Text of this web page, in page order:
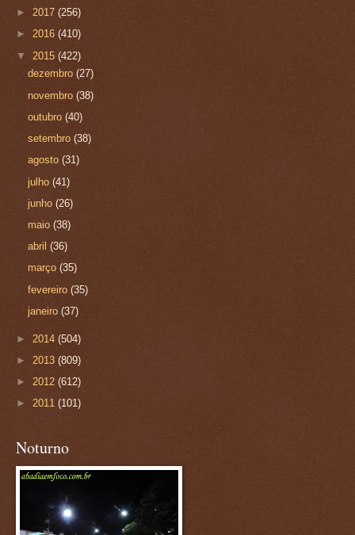
► 2017 (256)
► 2016 (410)
▼ 2015 (422)
dezembro(27)
novembro(38)
outubro(40)
setembro(38)
agosto(31)
julho(41)
junho(26)
maio(38)
abril(36)
março(35)
fevereiro(35)
janeiro(37)
► 2014 (504)
► 2013 (809)
► 2012 (612)
► 2011 (101)
Noturno